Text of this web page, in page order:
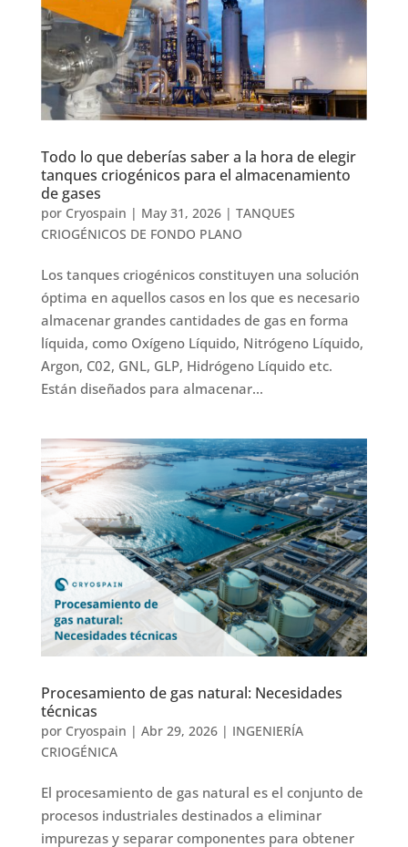
Todo lo que deberías saber a la hora de elegir
tanques criogénicos para el almacenamiento
de gases
por Cryospain | May 31, 2026| TANQUES
CRIOGÉNICOS DE FONDO PLANO
Los tanques criogénicos constituyen una solución
óptima en aquellos casos en los que es necesario
almacenar grandes cantidades de gas en forma
líquida, como Oxígeno Líquido, Nitrógeno Líquido,
Argon, C02, GNL, GLP, Hidrógeno Líquido etc.
Están diseñados para almacenar...
Procesamiento de gas natural: Necesidades
técnicas
por Cryospain | Abr 29, 2026| INGENIERÍA
CRIOGÉNICA
El procesamiento de gas natural es el conjunto de
procesos industriales destinados a eliminar
impurezas y separar componentes para obtener